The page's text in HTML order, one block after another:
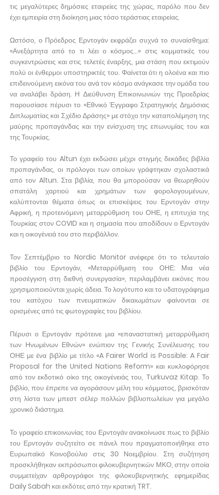
τις μεγαλύτερες δημόσιες εταιρείες της χώρας, παρόλο που δεν
έχει εμπειρία στη διοίκηση μιας τόσο τεράστιας εταιρείας.
Ωστόσο, ο Πρόεδρος Ερντογάν εκφράζει συχνά το συναίσθημα:
«Ανεξάρτητα από το τι λέει ο κόσμος…» στις κομματικές του
συγκεντρώσεις και στις τελετές έναρξης, μια στάση που εκτιμούν
πολύ οι ένθερμοι υποστηρικτές του. Φαίνεται ότι η ολοένα και πιο
επιδεινούμενη εικόνα του ανά τον κόσμο ανάγκασε την ομάδα του
να αναλάβει δράση. Η Διεύθυνση Επικοινωνιών της Προεδρίας
παρουσίασε πέρυσι το «Εθνικό Έγγραφο Στρατηγικής Δημόσιας
Διπλωματίας και Σχέδιο Δράσης» με στόχο την καταπολέμηση της
μαύρης προπαγάνδας και την ενίσχυση της επωνυμίας του και
της Τουρκίας.
Το γραφείο του Altun έχει εκδώσει μέχρι στιγμής δεκάδες βιβλία
προπαγάνδας, οι πρόλογοι των οποίων γράφτηκαν σχολαστικά
από τον Altun. Στα βιβλία, που θα μπορούσαν να θεωρηθούν
σπατάλη χαρτιού και χρημάτων των φορολογουμένων,
καλύπτονται θέματα όπως οι επισκέψεις του Ερντογάν στην
Αφρική, η προτεινόμενη μεταρρύθμιση του ΟΗΕ, η επιτυχία της
Τουρκίας στον COVID και η σημασία που αποδίδουν ο Ερντογάν
και η οικογένειά του στο περιβάλλον.
Τον Σεπτέμβριο το Nordic Monitor ανέφερε ότι το τελευταίο
βιβλίο του Ερντογάν, «Μεταρρύθμιση του ΟΗΕ: Μια νέα
προσέγγιση στη διεθνή συνεργασία», περιλαμβάνει εικόνες που
χρησιμοποιούνται χωρίς άδεια. Το λογότυπο και το υδατογράφημα
του κατόχου των πνευματικών δικαιωμάτων φαίνονται σε
ορισμένες από τις φωτογραφίες του βιβλίου.
Πέρυσι ο Ερντογάν πρότεινε μια «επαναστατική μεταρρύθμιση
των Ηνωμένων Εθνών» ενώπιον της Γενικής Συνέλευσης του
ΟΗΕ με ένα βιβλίο με τίτλο «A Fairer World is Possible: A Fair
Proposal for the United Nations Reform» και κυκλοφόρησε
από τον εκδοτικό οίκο της οικογένειάς του, Turkuvaz Kitap. Το
βιβλίο, που έπρεπε να αγοράσουν μέλη του κόμματος, βρισκόταν
στη λίστα των μπεστ σέλερ πολλών βιβλιοπωλείων για μεγάλο
χρονικό διάστημα.
Το γραφείο επικοινωνίας του Ερντογάν ανακοίνωσε πως το βιβλίο
του Ερντογάν συζητείτο σε πάνελ που πραγματοποιήθηκε στο
Ευρωπαϊκό Κοινοβούλιο στις 30 Νοεμβρίου. Στη συζήτηση
προσκλήθηκαν εκπρόσωποι φιλοκυβερνητικών ΜΚΟ, στην οποία
συμμετείχαν αρθρογράφοι της φιλοκυβερνητικής εφημερίδας
Daily Sabah και εκδότες από την κρατική TRT.